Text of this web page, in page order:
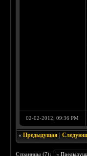
02-02-2012, 09:36 PM
«Предыдущая |
Страницы (7): «